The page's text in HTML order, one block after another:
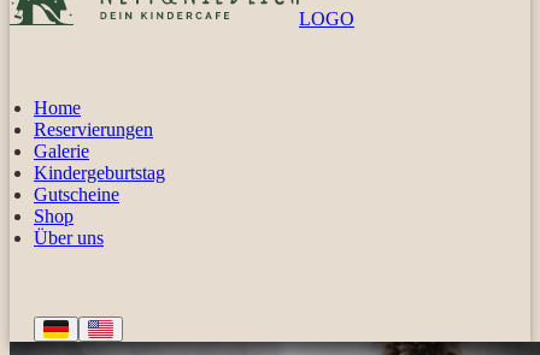
LOGO
Home
Reservierungen
Galerie
Kindergeburtstag
Gutscheine
Shop
Über uns
DeutschEnglish